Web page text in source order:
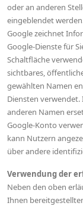
oder an anderen
eingeblendet
Google zeichnet
Google-Dienste für
Schaltfläche
sichtbares,
gewählten Namen
Diensten verwendet.
anderen Namen
Google-Konto
kann Nutzern
über andere
Verwendung der
Neben den oben
Ihnen